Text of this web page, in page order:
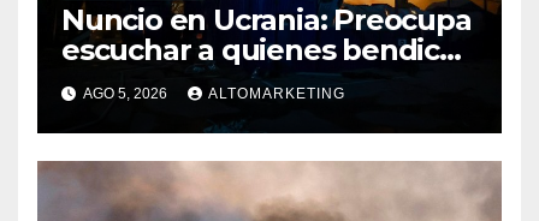
Nuncio en Ucrania: Preocupa
escuchar a quienes bendicen
la guerra
AGO 5, 2026 ALTOMARKETING